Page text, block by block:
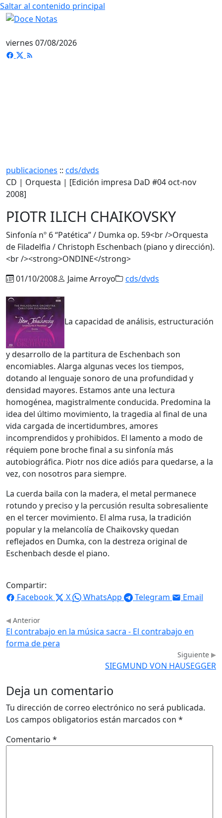
Saltar al contenido principal
viernes 07/08/2026
publicaciones :: cds/dvds
CD | Orquesta | [Edición impresa DaD #04 oct-nov
2008]
PIOTR ILICH CHAIKOVSKY
Sinfonía nº 6 “Patética” / Dumka op. 59<br />Orquesta
de Filadelfia / Christoph Eschenbach (piano y dirección).
<br /><strong>ONDINE</strong>
01/10/2008
Jaime Arroyo cds/dvds
La capacidad de análisis, estructuración
y desarrollo de la partitura de Eschenbach son
encomiables. Alarga algunas veces los tiempos,
dotando al lenguaje sonoro de una profundidad y
densidad mayores. Estamos ante una lectura
homogénea, magistralmente conducida. Predomina la
idea del último movimiento, la tragedia al final de una
vida cargada de incertidumbres, amores
incomprendidos y prohibidos. El lamento a modo de
réquiem pone broche final a su sinfonía más
autobiográfica. Piotr nos dice adiós para quedarse, a la
vez, con nosotros para siempre.
La cuerda baila con la madera, el metal permanece
rotundo y preciso y la percusión resulta sobresaliente
en el tercer movimiento. El alma rusa, la tradición
popular y la melancolía de Chaikovsky quedan
reflejados en Dumka, con la destreza original de
Eschenbach desde el piano.
Compartir:
Facebook
X WhatsApp Telegram Email
Anterior
El contrabajo en la música sacra - El contrabajo en
forma de pera
Siguiente
SIEGMUND VON HAUSEGGER
Deja un comentario
Tu dirección de correo electrónico no será publicada.
Los campos obligatorios están marcados con *
Comentario *